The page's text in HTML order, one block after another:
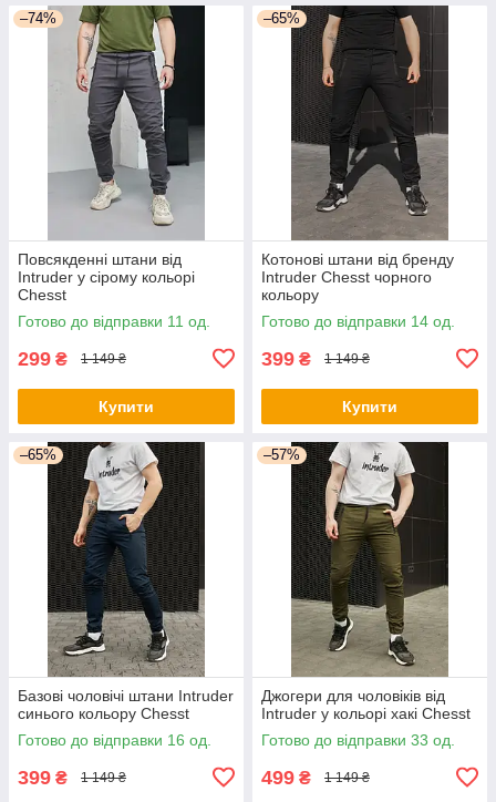
–74%
Повсякденні штани від
Intruder у сірому кольорі
Chesst
Готово до відправки 11 од.
299 ₴ 1 149 ₴
Купити
–65%
Котонові штани від бренду
Intruder Chesst чорного
кольору
Готово до відправки 14 од.
399 ₴ 1 149 ₴
Купити
–65%
Базові чоловічі штани Intruder
синього кольору Chesst
Готово до відправки 16 од.
399 ₴ 1 149 ₴
–57%
Джогери для чоловіків від
Intruder у кольорі хакі Chesst
Готово до відправки 33 од.
499 ₴ 1 149 ₴